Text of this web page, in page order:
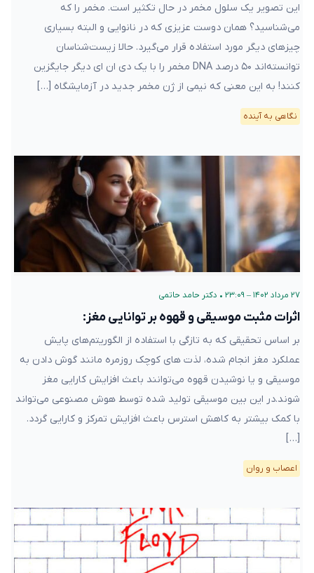
این تصویر یک سلول مخمر در حال تکثیر است. مخمر را که
می‌شناسید؟ همان دوست عزیزی که در نانوایی و البته بسیاری
چیزهای دیگر مورد استفاده قرار می‌گیرد. حالا زیست‌شناسان
توانسته‌اند ۵۰ درصد DNA مخمر را با یک دی ان ای دیگر جایگزین
کنند! به این معنی که نیمی از ژن مخمر جدید در آزمایشگاه […]
نگاهی به آینده
۲۷ مرداد ۱۴۰۲ – ۲۳:۰۹ • دکتر حامد حاتمی
اثرات مثبت موسیقی و قهوه بر توانایی مغز:
بر اساس تحقیقی که به تازگی با استفاده از الگوریتم‌های پایش
عملکرد مغز انجام شده، لذت های کوچک روزمره مانند گوش دادن به
موسیقی و یا نوشیدن قهوه می‌توانند باعث افزایش کارایی مغز
شوند.در این بین موسیقی تولید شده توسط هوش مصنوعی می‌تواند
با کمک بیشتر به کاهش استرس باعث افزایش تمرکز و کارایی گردد.
[…]
اعصاب و روان